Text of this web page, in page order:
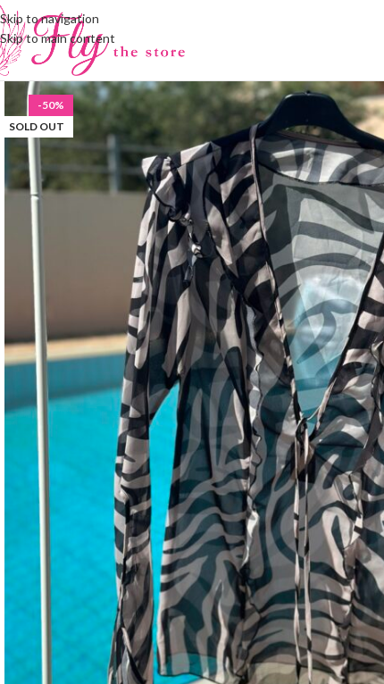
Skip to navigation
Skip to main content
-50%
SOLD OUT